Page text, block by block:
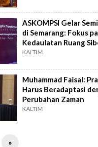
ASKOMPSI Gelar
di Semarang: Fokus
Kedaulatan Ruang
KALTIM
Muhammad Faisal:
Harus Beradaptasi
Perubahan Zaman
KALTIM
»